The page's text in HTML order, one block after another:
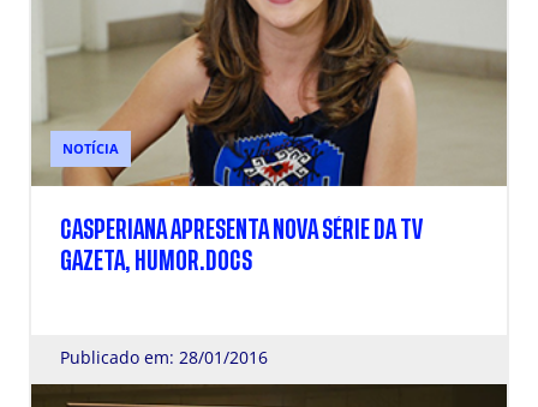
NOTÍCIA
CASPERIANA APRESENTA NOVA SÉRIE DA TV
GAZETA, HUMOR.DOCS
Publicado em: 28/01/2016